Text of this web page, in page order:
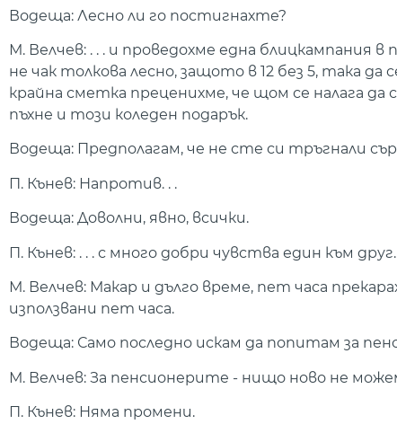
Водеща: Лесно ли го постигнахте?
М. Велчев: . . . и проведохме една блицкампания
не чак толкова лесно, защото в 12 без 5, така
крайна сметка преценихме, че щом се налага
пъхне и този коледен подарък.
Водеща: Предполагам, че не сте си тръгнали
П. Кънев: Напротив. . .
Водеща: Доволни, явно, всички.
П. Кънев: . . . с много добри чувства един към друг.
М. Велчев: Макар и дълго време, пет часа
използвани пет часа.
Водеща: Само последно искам да попитам за
М. Велчев: За пенсионерите - нищо ново не
П. Кънев: Няма промени.